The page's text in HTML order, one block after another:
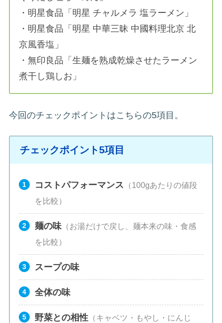
・明星食品「明星 チャルメラ 塩ラーメン」
・明星食品「明星 中華三昧 中國料理北京 北
京風香塩」
・無印良品「生麺を熟成乾燥させたラーメン
煮干し鶏しお」
今回のチェックポイントはこちらの5項目。
チェックポイント5項目
コストパフォーマンス （100gあたりの値段
を比較）
麺の味 （お湯だけで戻し、麺本来の味・食感
を比較）
スープの味
全体の味
野菜との相性 （キャベツ・もやし・にんじ